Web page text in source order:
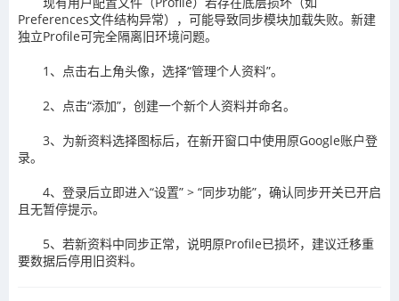
Preferences文件结构异常），可能导致同步模块加载失败。新建
独立Profile可完全隔离旧环境问题。
1、点击右上角头像，选择“管理个人资料”。
2、点击“添加”，创建一个新个人资料并命名。
3、为新资料选择图标后，在新开窗口中使用原Google账户登
录。
4、登录后立即进入“设置” > “同步功能”，确认同步开关已开启
且无暂停提示。
5、若新资料中同步正常，说明原Profile已损坏，建议迁移重
要数据后停用旧资料。